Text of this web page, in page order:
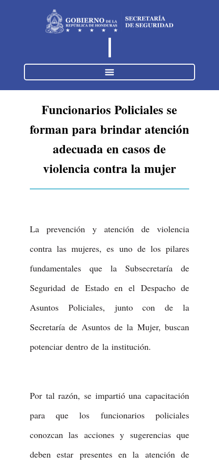
Funcionarios Policiales se
forman para brindar atención
adecuada en casos de
violencia contra la mujer
La prevención y atención de violencia
contra las mujeres, es uno de los pilares
fundamentales que la Subsecretaría de
Seguridad de Estado en el Despacho de
Asuntos Policiales, junto con de la
Secretaría de Asuntos de la Mujer, buscan
potenciar dentro de la institución.
Por tal razón, se impartió una capacitación
para que los funcionarios policiales
conozcan las acciones y sugerencias que
deben estar presentes en la atención de